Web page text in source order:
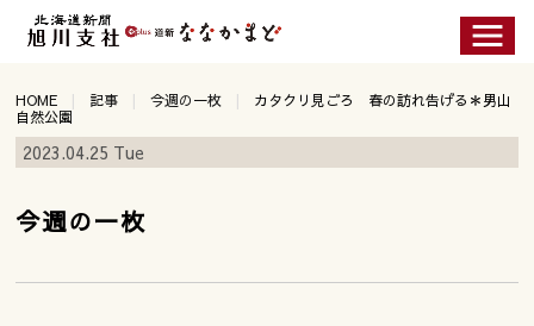
HOME 記事 今週の一枚
カタクリ見ごろ 春の訪れ告げる＊男山
自然公園
2023.04.25 Tue
今週の一枚